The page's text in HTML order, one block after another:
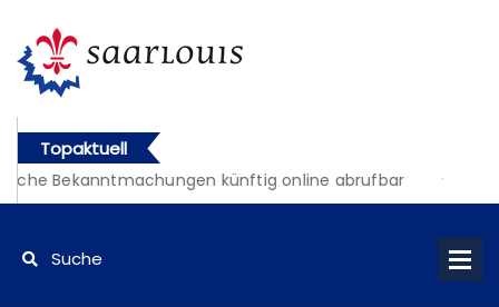
Topaktuell
Bekanntmachungen künftig online abrufbar